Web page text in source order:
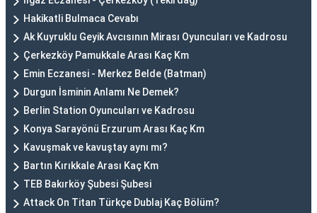
Hakikatli Bulmaca Cevabı
Ak Kuyruklu Geyik Avcısının Mirası Oyuncuları ve Kadrosu
Çerkezköy Pamukkale Arası Kaç Km
Emin Eczanesi - Merkez Belde (Batman)
Durgun İsminin Anlamı Ne Demek?
Berlin Station Oyuncuları ve Kadrosu
Konya Sarayönü Erzurum Arası Kaç Km
Kavuşmak ve kavuştay aynı mı?
Bartın Kırıkkale Arası Kaç Km
TEB Bakırköy Şubesi Şubesi
Attack On Titan Türkçe Dublaj Kaç Bölüm?